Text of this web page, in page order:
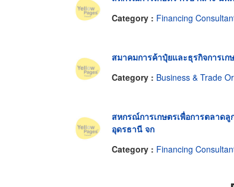
Category : Financing
สมาคมการค้าปุ๋ยและธุรกิจการเก
Category : Business & Trade
สหกรณ์การเกษตรเพื่อการตลาดลู
อุดรธานี จก
Category : Financing